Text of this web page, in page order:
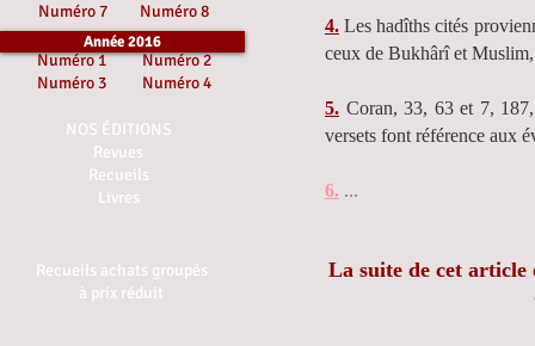
4. Les hadîths cités
ceux de Bukhârî et Muslim,
5. Coran, 33, 63 et 7,
versets font référence aux
6. ...
La suite de cet article
Numéro 7 Numéro 8
Année 2016
Numéro 1Numéro 2
Numéro 3 Numéro 4
NOS ÉDITIONS
Revues
Recueils
Livres
Recueils achats groupés
à prix réduit